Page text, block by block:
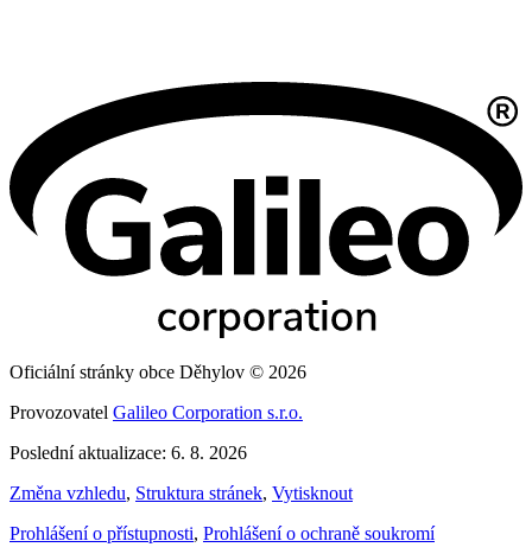
Oficiální stránky obce Děhylov © 2026
Provozovatel Galileo Corporation s.r.o.
Poslední aktualizace: 6. 8. 2026
Změna vzhledu, Struktura stránek, Vytisknout
Prohlášení o přístupnosti, Prohlášení o ochraně soukromí